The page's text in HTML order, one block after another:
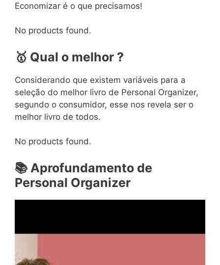
Economizar é o que precisamos!
No products found.
🥇 Qual o melhor ?
Considerando que existem variáveis para a
seleção do melhor livro de Personal Organizer,
segundo o consumidor, esse nos revela ser o
melhor livro de todos.
No products found.
📚 Aprofundamento de
Personal Organizer